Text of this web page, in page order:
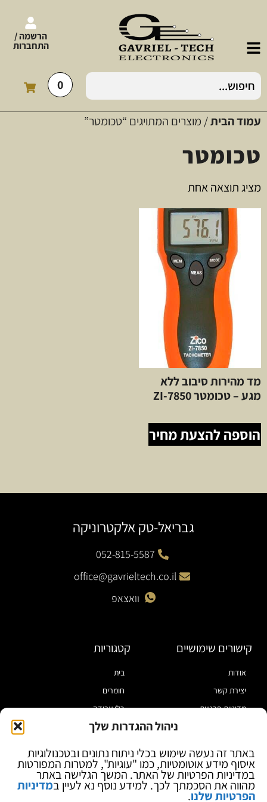
ניהול ההגדרות שלך
באתר זה נעשה שימוש בכלי ניתוח נתונים ובטכנולוגיות
איסוף מידע אוטומטיות, כמו "עוגיות", למטרות המפורטות
במדיניות הפרטיות של האתר. המשך הגלישה באתר
מהווה את הסכמתך לכך. למידע נוסף נא לעיין במדיניות
הפרטיות שלנו.
הרשמה /
התחברות
0
עמוד הבית/ מוצרים המתויגים “טכומטר”
טכומטר
מציג תוצאה אחת
מד מהירות סיבוב ללא
מגע – טכומטר ZI-7850
הוספה להצעת מחיר
גבריאל-טק אלקטרוניקה
052-815-5587
office@gavrieltech.co.il
וואצאפ
קישורים שימושיים
אודות
יצירת קשר
מדיניות פרטיות
בלוג
קטגוריות
בית
חומרים
כלי עבודה
מוצרי הלחמה
ספקי כח ומודדים
ציוד אופטי להגדלה